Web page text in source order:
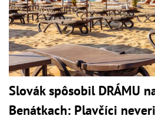
Slovák spôsobil DRÁMU
Benátkach: Plavčíci